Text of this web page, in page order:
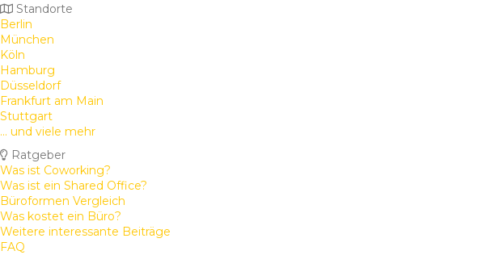
Standorte
Berlin
München
Köln
Hamburg
Düsseldorf
Frankfurt am Main
Stuttgart
... und viele mehr
Ratgeber
Was ist Coworking?
Was ist ein Shared Office?
Büroformen Vergleich
Was kostet ein Büro?
Weitere interessante Beiträge
FAQ